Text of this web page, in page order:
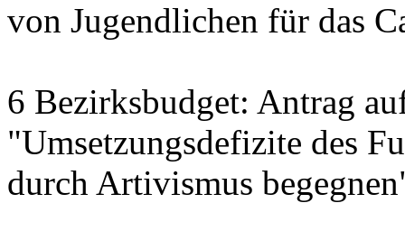
von Jugendlichen für das
6 Bezirksbudget: Antrag
"Umsetzungsdefizite des
durch Artivismus